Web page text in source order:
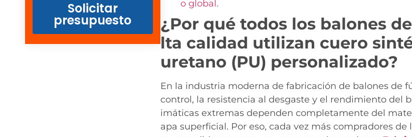
Solicitar
presupuesto
o global.
¿Por qué todos los balones
lta calidad utilizan cuero
uretano (PU) personalizado?
En la industria moderna de fabricación de balones de
control, la resistencia al desgaste y el rendimiento del
imáticas extremas dependen completamente del
apa superficial. Por eso, cada vez más compradores